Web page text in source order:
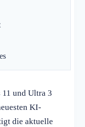
und Ultra 3
KI-
die aktuelle